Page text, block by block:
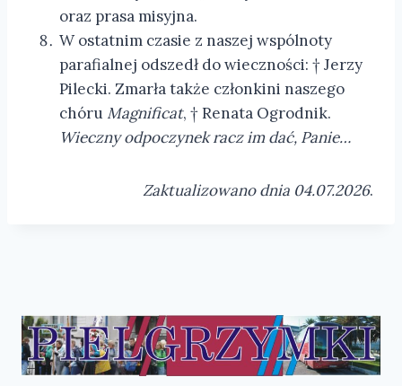
oraz prasa misyjna.
W ostatnim czasie z naszej wspólnoty
parafialnej odszedł do wieczności: † Jerzy
Pilecki. Zmarła także członkini naszego
chóru Magnificat, † Renata Ogrodnik.
Wieczny odpoczynek racz im dać, Panie…
Zaktualizowano dnia 04.07.2026.